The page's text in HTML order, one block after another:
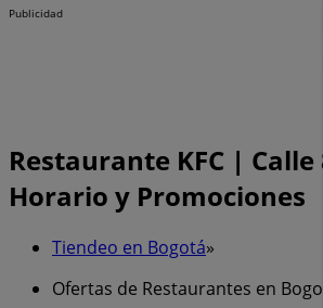
Publicidad
Restaurante KFC |
Horario y Promociones
Tiendeo en Bogotá»
Ofertas de Restaurantes en